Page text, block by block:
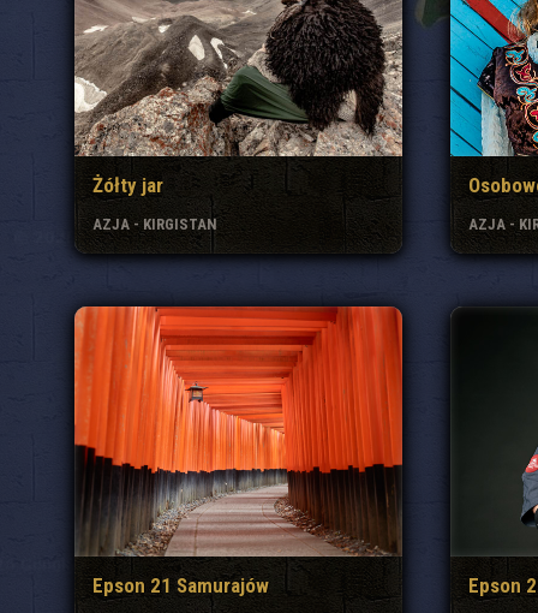
Żółty jar
AZJA - KIRGISTAN AZJA -
Epson 21 Samurajów Epson